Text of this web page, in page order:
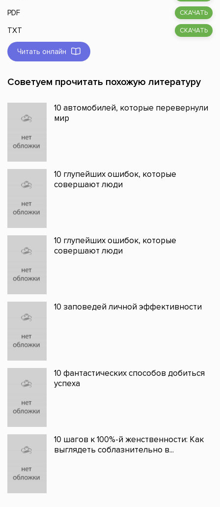
PDF СКАЧАТЬ
TXT СКАЧАТЬ
Читать онлайн
Советуем прочитать похожую литературу
10 автомобилей, которые перевернули
мир
10 глупейших ошибок, которые
совершают люди
10 глупейших ошибок, которые
совершают люди
10 заповедей личной эффективности
10 фантастических способов добиться
успеха
10 шагов к 100%-й женственности: Как
выглядеть соблазнительно в...